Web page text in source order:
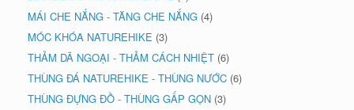
MÁI CHE NẮNG - TĂNG CHE NẮNG (4)
MÓC KHÓA NATUREHIKE (3)
THẢM DÃ NGOẠI - THẢM CÁCH NHIỆT (6)
THÙNG ĐÁ NATUREHIKE - THÙNG NƯỚC (6)
THÙNG ĐỰNG ĐỒ - THÙNG GẤP GỌN (3)